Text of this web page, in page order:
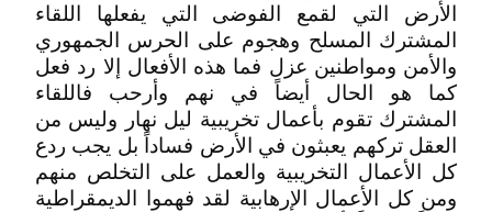
الأرض التي لقمع الفوضى التي يفعلها اللقاء
المشترك المسلح وهجوم على الحرس الجمهوري
والأمن ومواطنين عزل فما هذه الأفعال إلا رد فعل
كما هو الحال أيضاً في نهم وأرحب فاللقاء
المشترك تقوم بأعمال تخريبية ليل نهار وليس من
العقل تركهم يعبثون في الأرض فساداً بل يجب ردع
كل الأعمال التخريبية والعمل على التخلص منهم
ومن كل الأعمال الإرهابية لقد فهموا الديمقراطية